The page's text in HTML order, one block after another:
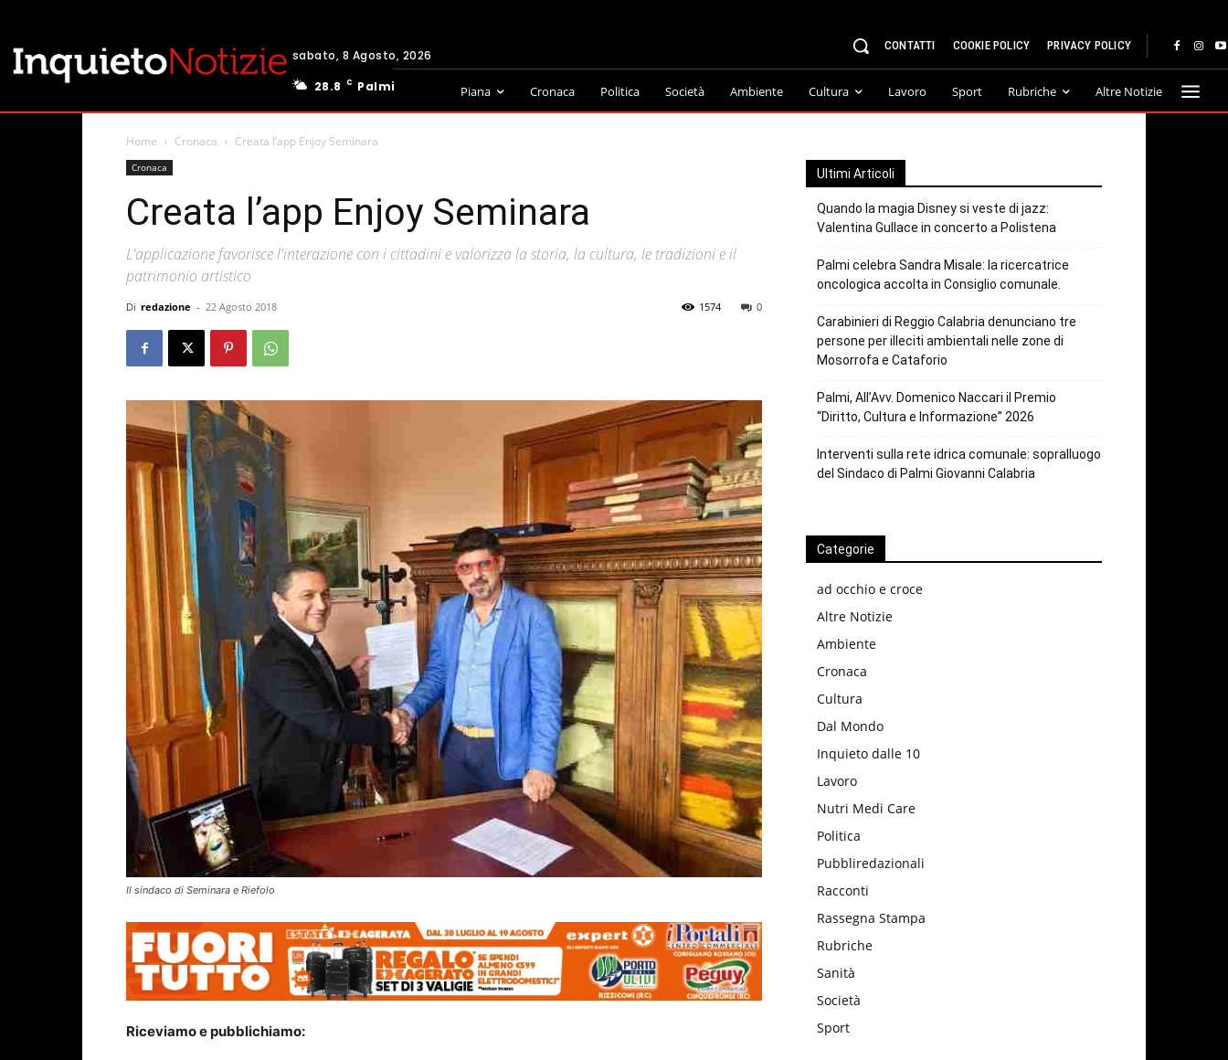
sabato, 8 Agosto, 2026
28.8
C Palmi
CONTATTI COOKIE POLICY PRIVACY POLICY
Piana Cronaca Politica Società Ambiente Cultura Lavoro Sport Rubriche Altre Notizie
Home Cronaca Creata l’app Enjoy Seminara
Cronaca
Creata l’app Enjoy Seminara
L'applicazione favorisce l'interazione con i cittadini e valorizza la storia, la cultura, le tradizioni e il
patrimonio artistico
Di redazione - 22 Agosto 2018 0
1574
Il sindaco di Seminara e Riefolo
Riceviamo e pubblichiamo:
Ultimi Articoli
Quando la magia Disney si veste di jazz:
Valentina Gullace in concerto a Polistena
Palmi celebra Sandra Misale: la ricercatrice
oncologica accolta in Consiglio comunale.
Carabinieri di Reggio Calabria denunciano tre
persone per illeciti ambientali nelle zone di
Mosorrofa e Cataforio
Palmi, All’Avv. Domenico Naccari il Premio
“Diritto, Cultura e Informazione” 2026
Interventi sulla rete idrica comunale: sopralluogo
del Sindaco di Palmi Giovanni Calabria
Categorie
ad occhio e croce
Altre Notizie
Ambiente
Cronaca
Cultura
Dal Mondo
Inquieto dalle 10
Lavoro
Nutri Medi Care
Politica
Pubbliredazionali
Racconti
Rassegna Stampa
Rubriche
Sanità
Società
Sport